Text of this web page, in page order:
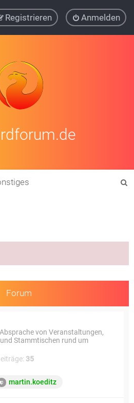
Anmelden
Registrieren
e
Forum
von Veranstaltungen,
Stammtischen rund um
35
martin.koeditz